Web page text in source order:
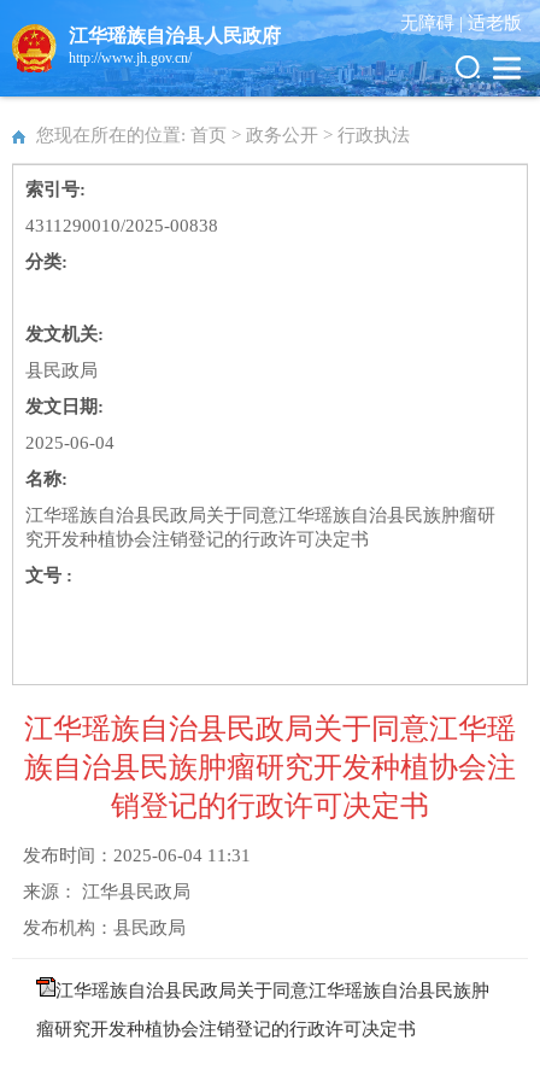
江华瑶族自治县人民政府
http://www.jh.gov.cn/
无障碍 |适老版
您现在所在的位置: 首页 > 政务公开 > 行政执法
索引号:
4311290010/2025-00838
分类:
发文机关:
县民政局
发文日期:
2025-06-04
名称:
江华瑶族自治县民政局关于同意江华瑶族自治县民族肿瘤研
究开发种植协会注销登记的行政许可决定书
文号 :
江华瑶族自治县民政局关于同意江华瑶
族自治县民族肿瘤研究开发种植协会注
销登记的行政许可决定书
发布时间： 2025-06-04 11:31
来源： 江华县民政局
发布机构： 县民政局
江华瑶族自治县民政局关于同意江华瑶族自治县民族肿
瘤研究开发种植协会注销登记的行政许可决定书